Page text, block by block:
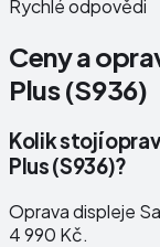
Rychlé odpovědi
Ceny a
Plus (S936)
Kolik stojí
Plus (S936)?
Oprava displeje
4 990 Kč.